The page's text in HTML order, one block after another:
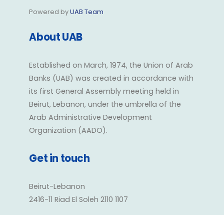
Powered byUAB Team
About UAB
Established on March, 1974, the Union of Arab
Banks (UAB) was created in accordance with
its first General Assembly meeting held in
Beirut, Lebanon, under the umbrella of the
Arab Administrative Development
Organization (AADO).
Get in touch
Beirut-Lebanon
2416-11 Riad El Soleh 2110 1107